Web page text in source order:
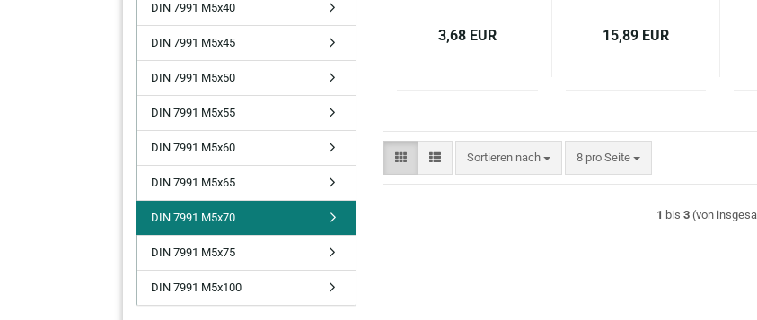
Edel­stahl
3,68 EUR
Edel­stahl
15,89 EUR
Sortieren nach
Sortieren nach 8 pro Seite
pro Seite
1 bis 3 (von
DIN 7991 M5x40
DIN 7991 M5x45
DIN 7991 M5x50
DIN 7991 M5x55
DIN 7991 M5x60
DIN 7991 M5x65
DIN 7991 M5x70
DIN 7991 M5x75
DIN 7991 M5x100